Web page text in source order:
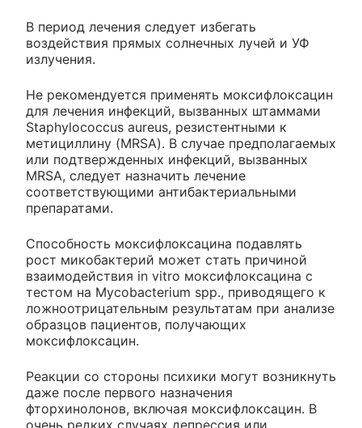
В период лечения следует избегать
воздействия прямых солнечных лучей и УФ
излучения.
Не рекомендуется применять моксифлоксацин
для лечения инфекций, вызванных штаммами
Staphylococcus aureus, резистентными к
метициллину (MRSA). В случае предполагаемых
или подтвержденных инфекций, вызванных
MRSA, следует назначить лечение
соответствующими антибактериальными
препаратами.
Способность моксифлоксацина подавлять
рост микобактерий может стать причиной
взаимодействия in vitro моксифлоксацина с
тестом на Mycobacterium spp., приводящего к
ложноотрицательным результатам при анализе
образцов пациентов, получающих
моксифлоксацин.
Реакции со стороны психики могут возникнуть
даже после первого назначения
фторхинолонов, включая моксифлоксацин. В
очень редких случаях депрессия или